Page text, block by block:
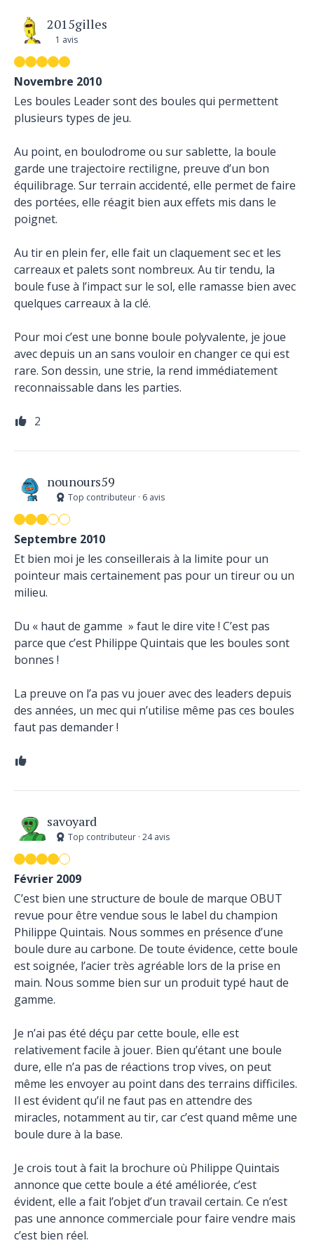
2015gilles
1 avis
Novembre 2010
Les boules Leader sont des boules qui permettent
plusieurs types de jeu.
Au point, en boulodrome ou sur sablette, la boule
garde une trajectoire rectiligne, preuve d’un bon
équilibrage. Sur terrain accidenté, elle permet de faire
des portées, elle réagit bien aux effets mis dans le
poignet.
Au tir en plein fer, elle fait un claquement sec et les
carreaux et palets sont nombreux. Au tir tendu, la
boule fuse à l’impact sur le sol, elle ramasse bien avec
quelques carreaux à la clé.
Pour moi c’est une bonne boule polyvalente, je joue
avec depuis un an sans vouloir en changer ce qui est
rare. Son dessin, une strie, la rend immédiatement
reconnaissable dans les parties.
2
nounours59
Top contributeur · 6 avis
Septembre 2010
Et bien moi je les conseillerais à la limite pour un
pointeur mais certainement pas pour un tireur ou un
milieu.
Du « haut de gamme » faut le dire vite ! C’est pas
parce que c’est Philippe Quintais que les boules sont
bonnes !
La preuve on l’a pas vu jouer avec des leaders depuis
des années, un mec qui n’utilise même pas ces boules
faut pas demander !
savoyard
Top contributeur · 24 avis
Février 2009
C’est bien une structure de boule de marque OBUT
revue pour être vendue sous le label du champion
Philippe Quintais. Nous sommes en présence d’une
boule dure au carbone. De toute évidence, cette boule
est soignée, l’acier très agréable lors de la prise en
main. Nous somme bien sur un produit typé haut de
gamme.
Je n’ai pas été déçu par cette boule, elle est
relativement facile à jouer. Bien qu’étant une boule
dure, elle n’a pas de réactions trop vives, on peut
même les envoyer au point dans des terrains difficiles.
Il est évident qu’il ne faut pas en attendre des
miracles, notamment au tir, car c’est quand même une
boule dure à la base.
Je crois tout à fait la brochure où Philippe Quintais
annonce que cette boule a été améliorée, c’est
évident, elle a fait l’objet d’un travail certain. Ce n’est
pas une annonce commerciale pour faire vendre mais
c’est bien réel.